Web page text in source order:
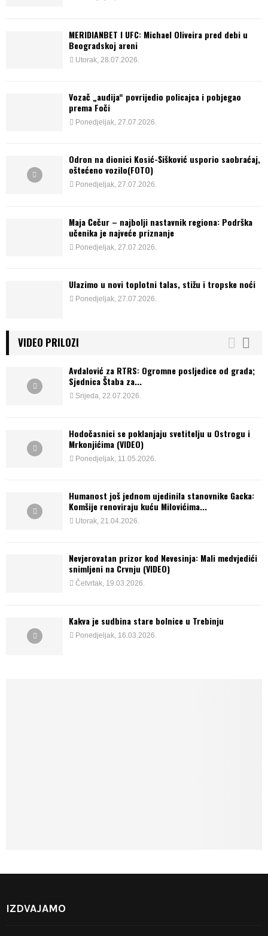
MERIDIANBET I UFC: Michael Oliveira pred debi u
Beogradskoj areni
Utorak, 28.07.2026.
Vozač „audija“ povrijedio policajca i pobjegao
prema Foči
Ponedjeljak, 27.07.2026.
Odron na dionici Kosić-Šišković usporio saobraćaj,
oštećeno vozilo(FOTO)
Ponedjeljak, 27.07.2026.
Maja Čečur – najbolji nastavnik regiona: Podrška
učenika je najveće priznanje
Ponedjeljak, 27.07.2026.
Ulazimo u novi toplotni talas, stižu i tropske noći
Ponedjeljak, 27.07.2026.
VIDEO PRILOZI
Avdalović za RTRS: Ogromne posljedice od grada;
Sjednica Štaba za...
Srijeda, 22.07.2026.
Hodočasnici se poklanjaju svetitelju u Ostrogu i
Mrkonjićima (VIDEO)
Ponedjeljak, 11.05.2026.
Humanost još jednom ujedinila stanovnike Gacka:
Komšije renoviraju kuću Milovićima...
Utorak, 21.04.2026.
Nevjerovatan prizor kod Nevesinja: Mali medvjedići
snimljeni na Crvnju (VIDEO)
Četvrtak, 19.03.2026.
Kakva je sudbina stare bolnice u Trebinju
Ponedjeljak, 16.03.2026.
IZDVAJAMO